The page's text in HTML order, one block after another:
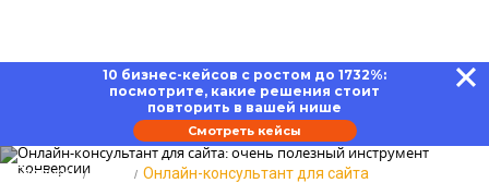
10 бизнес-кейсов с ростом до 1732%:
посмотрите, какие решения стоит
повторить в вашей нише
Смотреть кейсы
Главная Онлайн-консультант для сайта